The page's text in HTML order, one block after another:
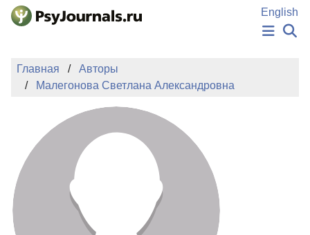
Перейти к основному содержанию
English
ИЗДАНИЯ
ПОДАТЬ РУКОПИСЬ
БАЗА ЗНАНИЙ
КЛЮЧЕВЫЕ СЛОВА
Регистрация
Главная
Авторы
Малегонова Светлана Александровна